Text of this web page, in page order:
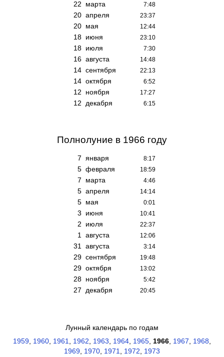
22 марта 7:48
20 апреля 23:37
20 мая 12:44
18 июня 23:10
18 июля 7:30
16 августа 14:48
14 сентября 22:13
14 октября 6:52
12 ноября 17:27
12 декабря 6:15
Полнолуние в 1966 году
7 января 8:17
5 февраля 18:59
7 марта 4:46
5 апреля 14:14
5 мая 0:01
3 июня 10:41
2 июля 22:37
1 августа 12:06
31 августа 3:14
29 сентября 19:48
29 октября 13:02
28 ноября 5:42
27 декабря 20:45
Лунный календарь по годам
1959, 1960, 1961, 1962, 1963, 1964, 1965, 1966, 1967, 1968,
1969, 1970, 1971, 1972, 1973